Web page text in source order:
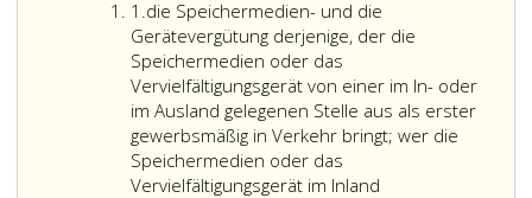
erwarten,
dass
durch
Festhalten
auf
Speichermedium
1.Ziffer
eins
die Speichermedien- und die
Gerätevergütung derjenige, der die
Speichermedien oder das
Vervielfältigungsgerät von einer im In- oder
im Ausland gelegenen Stelle aus als erster
gewerbsmäßig in Verkehr bringt; wer die
Speichermedien oder das
Vervielfältigungsgerät im Inland